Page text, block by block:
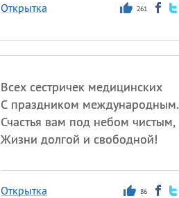
Открытка 261
Всех сестричек медицинских
С праздником международным.
Счастья вам под небом чистым,
Жизни долгой и свободной!
Открытка 86